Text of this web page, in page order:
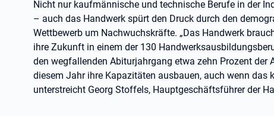
Nicht nur kaufmännische und technische Berufe in der
– auch das Handwerk spürt den Druck durch den
Wettbewerb um Nachwuchskräfte. „Das Handwerk
ihre Zukunft in einem der 130
den wegfallenden Abiturjahrgang etwa zehn Prozent der
diesem Jahr ihre Kapazitäten ausbauen, auch wenn das
unterstreicht Georg Stoffels, Hauptgeschäftsführer der